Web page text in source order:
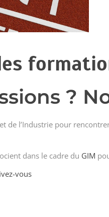
?
de l’Industrie pour
dans le cadre du GIM
vous